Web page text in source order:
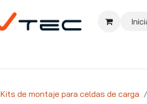
Kits de montaje para celdas de carga